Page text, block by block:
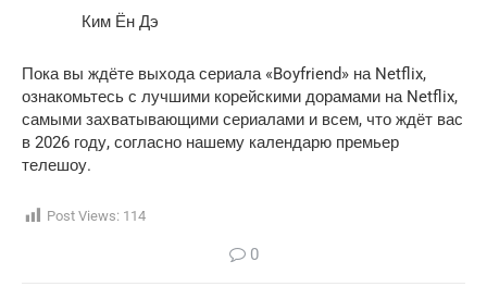
Ким Ён Дэ
Пока вы ждёте выхода сериала «Boyfriend» на Netflix,
ознакомьтесь с лучшими корейскими дорамами на Netflix,
самыми захватывающими сериалами и всем, что ждёт вас
в 2026 году, согласно нашему календарю премьер
телешоу.
Post Views: 114
0